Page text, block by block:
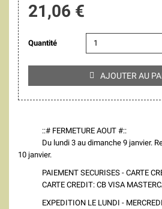
21,06 €
Quantité
 AJOUTER AU
::# FERMETURE AOUT #::
Du lundi 3 au dimanche 9 janvier.
10 janvier.
PAIEMENT SECURISES - CARTE
CARTE CREDIT: CB VISA
EXPEDITION LE LUNDI -